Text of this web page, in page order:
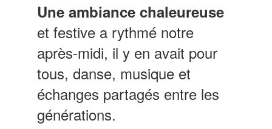
Une ambiance chaleureuse
et festive a rythmé notre
après-midi, il y en avait pour
tous, danse, musique et
échanges partagés entre les
générations.